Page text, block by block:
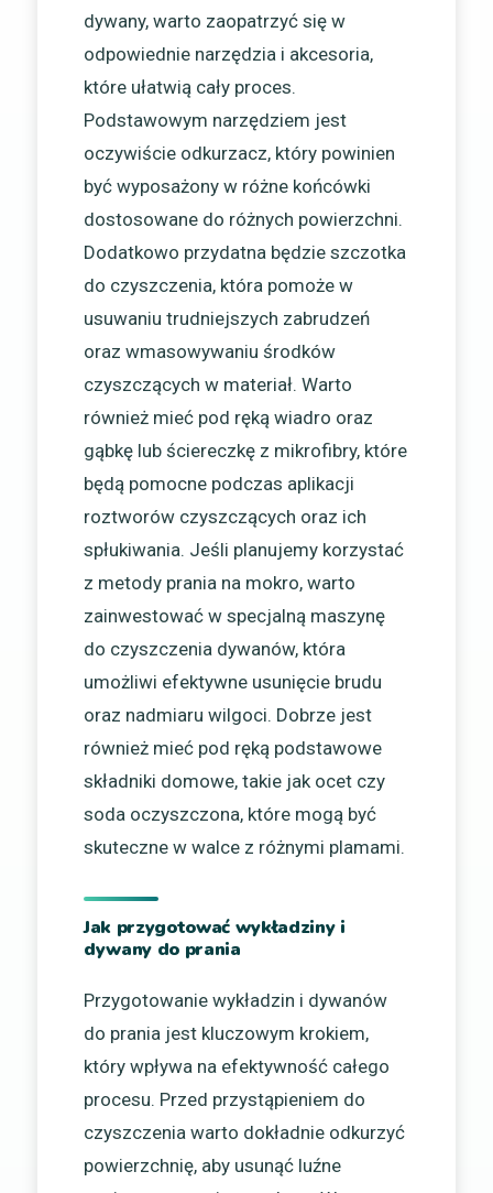
dywany, warto zaopatrzyć się w
odpowiednie narzędzia i akcesoria,
które ułatwią cały proces.
Podstawowym narzędziem jest
oczywiście odkurzacz, który powinien
być wyposażony w różne końcówki
dostosowane do różnych powierzchni.
Dodatkowo przydatna będzie szczotka
do czyszczenia, która pomoże w
usuwaniu trudniejszych zabrudzeń
oraz wmasowywaniu środków
czyszczących w materiał. Warto
również mieć pod ręką wiadro oraz
gąbkę lub ściereczkę z mikrofibry, które
będą pomocne podczas aplikacji
roztworów czyszczących oraz ich
spłukiwania. Jeśli planujemy korzystać
z metody prania na mokro, warto
zainwestować w specjalną maszynę
do czyszczenia dywanów, która
umożliwi efektywne usunięcie brudu
oraz nadmiaru wilgoci. Dobrze jest
również mieć pod ręką podstawowe
składniki domowe, takie jak ocet czy
soda oczyszczona, które mogą być
skuteczne w walce z różnymi plamami.
Jak przygotować wykładziny i
dywany do prania
Przygotowanie wykładzin i dywanów
do prania jest kluczowym krokiem,
który wpływa na efektywność całego
procesu. Przed przystąpieniem do
czyszczenia warto dokładnie odkurzyć
powierzchnię, aby usunąć luźne